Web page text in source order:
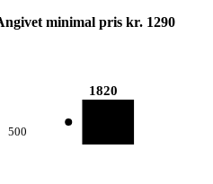
minimal pris kr. 1290
500
1820